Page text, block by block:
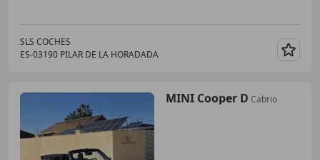
SLS COCHES
ES-03190 PILAR DE LA HORADADA
MINI Cooper D Cabrio